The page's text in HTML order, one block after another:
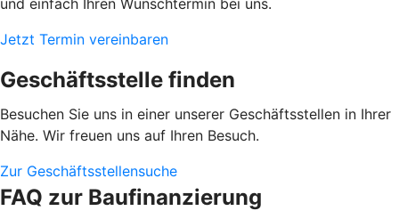
und einfach Ihren Wunschtermin bei uns.
Jetzt Termin vereinbaren
Geschäftsstelle finden
Besuchen Sie uns in einer unserer Geschäftsstellen in Ihrer
Nähe. Wir freuen uns auf Ihren Besuch.
Zur Geschäftsstellensuche
FAQ zur Baufinanzierung